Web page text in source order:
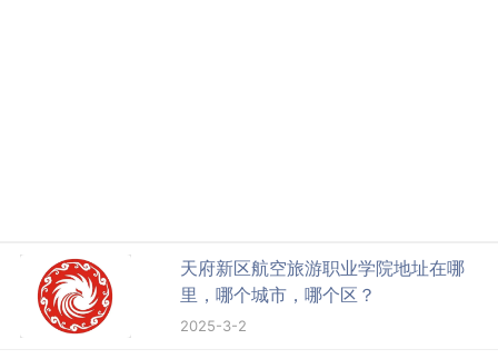
天府新区航空旅游职业学院地址在哪
里，哪个城市，哪个区？
2025-3-2